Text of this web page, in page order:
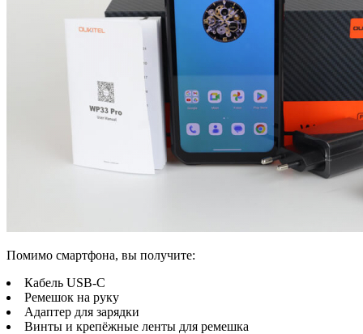
Помимо смартфона, вы получите:
Кабель USB-C
Ремешок на руку
Адаптер для зарядки
Винты и крепёжные ленты для ремешка